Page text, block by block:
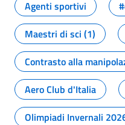
Agenti sportivi
Maestri di sci (1)
Contrasto alla
Aero Club d'Italia
Olimpiadi Invernali